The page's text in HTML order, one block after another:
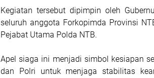
Kegiatan tersebut dipimpin oleh
seluruh anggota Forkopimda Provinsi
Pejabat Utama Polda NTB.
Apel siaga ini menjadi simbol kesiapan
dan Polri untuk menjaga stabilitas